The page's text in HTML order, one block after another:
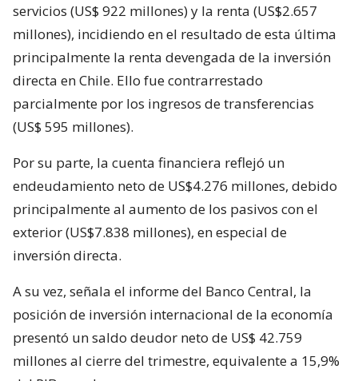
servicios (US$ 922 millones) y la renta (US$2.657
millones), incidiendo en el resultado de esta última
principalmente la renta devengada de la inversión
directa en Chile. Ello fue contrarrestado
parcialmente por los ingresos de transferencias
(US$ 595 millones).
Por su parte, la cuenta financiera reflejó un
endeudamiento neto de US$4.276 millones, debido
principalmente al aumento de los pasivos con el
exterior (US$7.838 millones), en especial de
inversión directa.
A su vez, señala el informe del Banco Central, la
posición de inversión internacional de la economía
presentó un saldo deudor neto de US$ 42.759
millones al cierre del trimestre, equivalente a 15,9%